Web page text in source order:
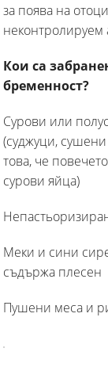
за поява на
неконтролируем
Кои са
бременност?
Сурови или
(суджуци,
това, че
сурови яйца)
Меки и сини
съдържа плесен
Пушени меса и